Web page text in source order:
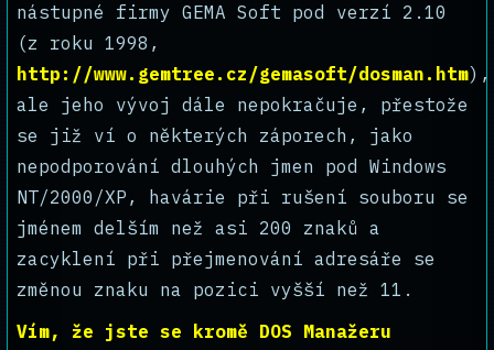
nástupné firmy GEMA Soft pod verzí 2.10
(z roku 1998,
http://www.gemtree.cz/gemasoft/dosman.htm),
ale jeho vývoj dále nepokračuje, přestože
se již ví o některých záporech, jako
nepodporování dlouhých jmen pod Windows
NT/2000/XP, havárie při rušení souboru se
jménem delším než asi 200 znaků a
zacyklení při přejmenování adresáře se
změnou znaku na pozici vyšší než 11.
Vím, že jste se kromě DOS Manažeru